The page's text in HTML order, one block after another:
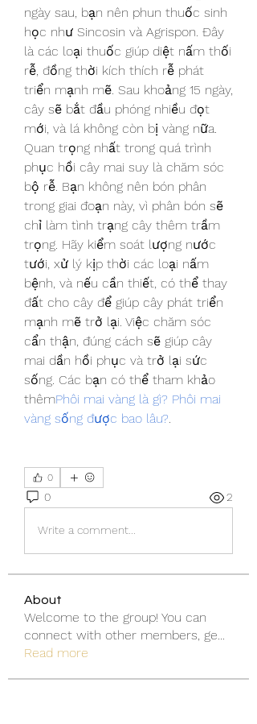
ngày sau, bạn nên phun thuốc sinh
học như Sincosin và Agrispon. Đây
là các loại thuốc giúp diệt nấm thối
rễ, đồng thời kích thích rễ phát
triển mạnh mẽ. Sau khoảng 15 ngày,
cây sẽ bắt đầu phóng nhiều đọt
mới, và lá không còn bị vàng nữa.
Quan trọng nhất trong quá trình
phục hồi cây mai suy là chăm sóc
bộ rễ. Bạn không nên bón phân
trong giai đoạn này, vì phân bón sẽ
chỉ làm tình trạng cây thêm trầm
trọng. Hãy kiểm soát lượng nước
tưới, xử lý kịp thời các loại nấm
bệnh, và nếu cần thiết, có thể thay
đất cho cây để giúp cây phát triển
mạnh mẽ trở lại. Việc chăm sóc
cẩn thận, đúng cách sẽ giúp cây
mai dần hồi phục và trở lại sức
sống. Các bạn có thể tham khảo
thêmPhôi mai vàng là gì? Phôi mai
vàng sống được bao lâu?
0
0 2
Write a comment...
About
Welcome to the group! You can
connect with other members, ge
Read more